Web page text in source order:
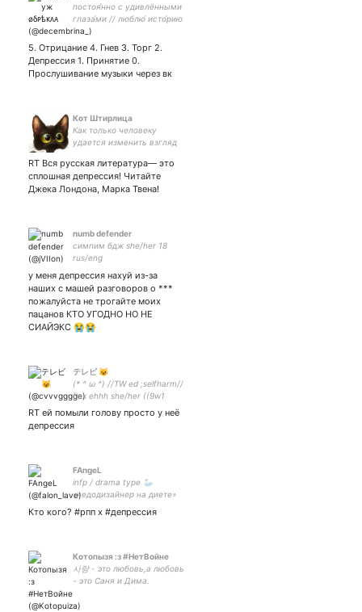
постоя́нно с удивлёнными
глаза́ми // люблю́ исто́рию
и дайте танк (!) // стэн-
акка́унт смеша́риков // мой
5. Отрицание 4. Гнев 3. Торг 2.
Депрессия 1. Принятие 0.
Прослушивание музыки через вк
Кот Штирлица
Как только человеку
удается изменить взгляд
обстоятельства тоже
начинают меняться. Макс
Фрай
RT Вся русская литература— это
сплошная депрессия! Читайте
Джека Лондона, Марка Твена!
numb defender
симпим бдж she/her 18
rus/eng
у меня депрессия нахуй из-за
наших с машей разговоров о ***
пожалуйста не трогайте моих
пацанов КТО УГОДНО НО НЕ
СИАЙЭКС 😭😭
テレビ 😺
(* ^ ω ^) //TW ed ;selfharm//
flex ehhh she/her ((9w1
RT ей помыли голову просто у неё
депрессия
FAngeL
infp / drama type 🦢
«недодизайнер на диете»
Кто кого? #рпп х #депрессия
Котопызя :з #НетВойне
사랑 - это любовь,а любовь
- это Саня и Дима.